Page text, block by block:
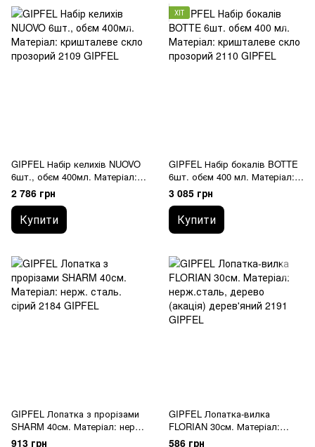
GIPFEL Набір келихів NUOVO
6шт., обєм 400мл. Матеріал:
кришталеве скло 2109
2 786 грн
Купити
ХІТ
GIPFEL Набір бокалів BOTTE
6шт. обєм 400 мл. Матеріал:
кришталеве скло 2110
3 085 грн
Купити
GIPFEL Лопатка з прорізами
SHARM 40см. Матеріал: нерж.
сталь. 2184 GIPFEL
913 грн
GIPFEL Лопатка-вилка
FLORIAN 30см. Матеріал:
нерж.сталь, дерево (акація)
586 грн